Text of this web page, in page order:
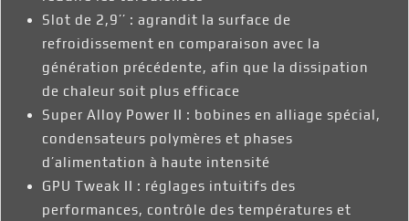
Slot de 2,9’’ : agrandit la surface de
refroidissement en comparaison avec la
génération précédente, afin que la dissipation
de chaleur soit plus efficace
Super Alloy Power II : bobines en alliage spécial,
condensateurs polymères et phases
d’alimentation à haute intensité
GPU Tweak II : réglages intuitifs des
performances, contrôle des températures et